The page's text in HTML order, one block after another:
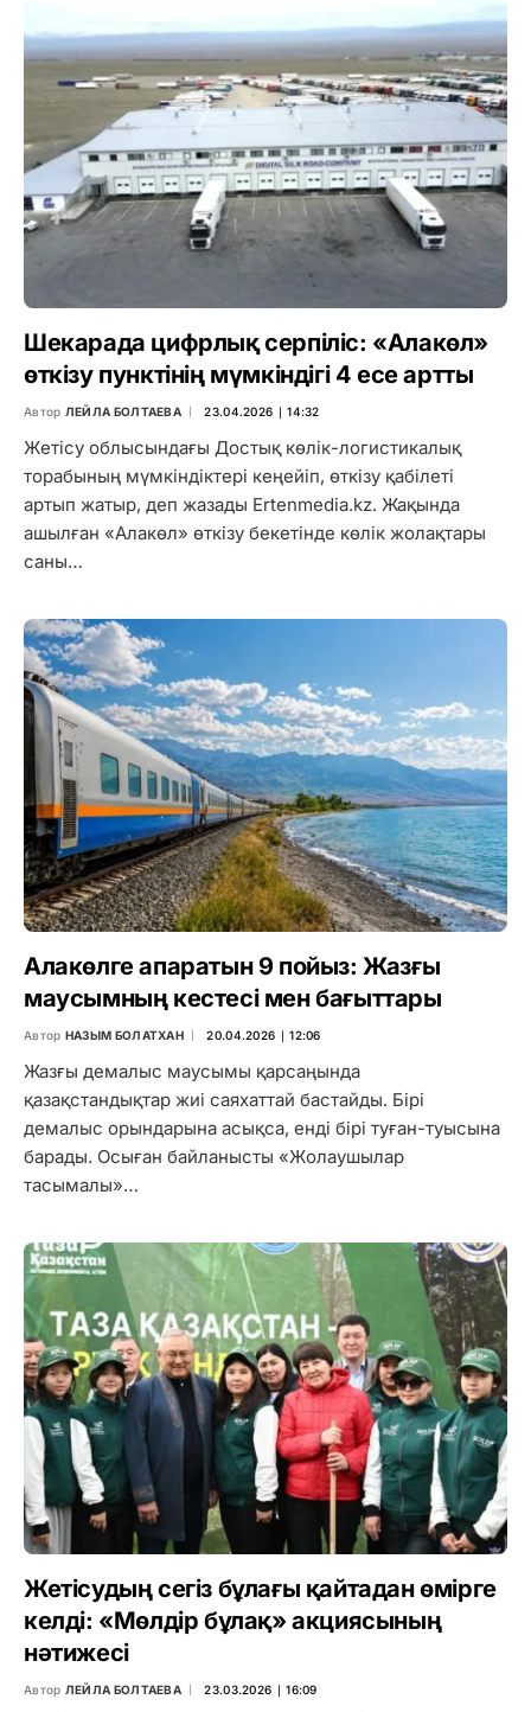
Шекарада цифрлық серпіліс: «Алакөл»
өткізу пунктінің мүмкіндігі 4 есе артты
Автор ЛЕЙЛА БОЛТАЕВА 23.04.2026 ∣ 14:32
Жетісу облысындағы Достық көлік-логистикалық
торабының мүмкіндіктері кеңейіп, өткізу қабілеті
артып жатыр, деп жазады Ertenmedia.kz. Жақында
ашылған «Алакөл» өткізу бекетінде көлік жолақтары
саны…
Алакөлге апаратын 9 пойыз: Жазғы
маусымның кестесі мен бағыттары
Автор НАЗЫМ БОЛАТХАН 20.04.2026 ∣ 12:06
Жазғы демалыс маусымы қарсаңында
қазақстандықтар жиі саяхаттай бастайды. Бірі
демалыс орындарына асықса, енді бірі туған-туысына
барады. Осыған байланысты «Жолаушылар
тасымалы»…
Жетісудың сегіз бұлағы қайтадан өмірге
келді: «Мөлдір бұлақ» акциясының
нәтижесі
Автор ЛЕЙЛА БОЛТАЕВА 23.03.2026 ∣ 16:09